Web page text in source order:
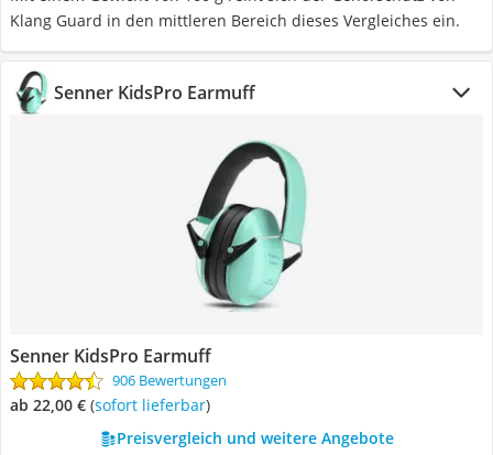
Klang Guard in den mittleren Bereich dieses Vergleiches ein.
Senner KidsPro Earmuff
Senner KidsPro Earmuff
906 Bewertungen
ab 22,00 € ( Sofort lieferbar)
Preisvergleich und weitere Angebote